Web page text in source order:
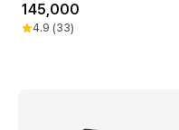
145,000
4.9 (33)